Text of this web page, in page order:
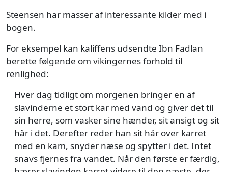
Steensen har masser af interessante kilder med i
bogen.
For eksempel kan kaliffens udsendte Ibn Fadlan
berette følgende om vikingernes forhold til
renlighed:
Hver dag tidligt om morgenen bringer en af
slavinderne et stort kar med vand og giver det til
sin herre, som vasker sine hænder, sit ansigt og sit
hår i det. Derefter reder han sit hår over karret
med en kam, snyder næse og spytter i det. Intet
snavs fjernes fra vandet. Når den første er færdig,